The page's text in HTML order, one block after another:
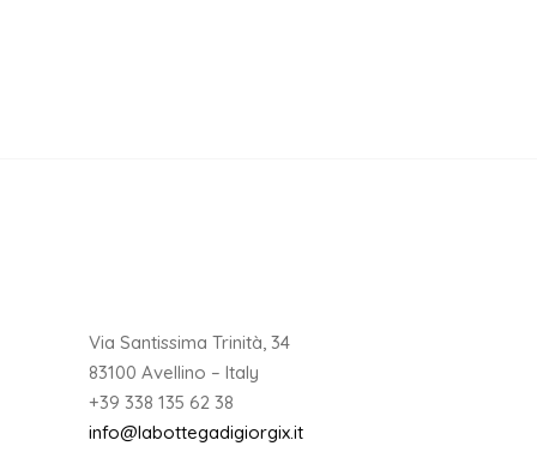
Via Santissima Trinità, 34
83100 Avellino – Italy
+39 338 135 62 38
info@labottegadigiorgix.it